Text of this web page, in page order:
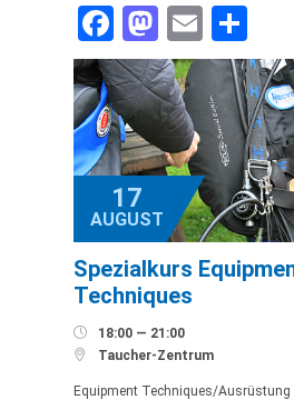
Facebook
Mastodon
Email
17
AUGUST
Spezialkurs
Techniques
 18:00 — 21:00
 Taucher-Zentrum
Equipment Techniques/Ausrüstung